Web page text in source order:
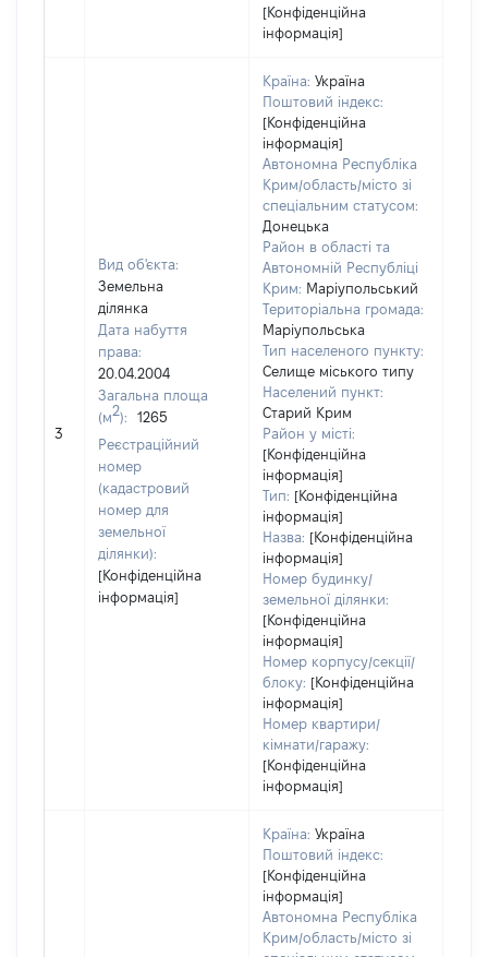
[Конфіденційна
інформація]
3
Вид об'єкта:
Земельна
ділянка
Дата набуття
права:
20.04.2004
Загальна площа
(м2):
1265
Реєстраційний
номер
(кадастровий
номер для
земельної
ділянки):
[Конфіденційна
інформація]
Країна: Україна
Поштовий індекс:
[Конфіденційна
інформація]
Автономна Республіка
Крим/область/місто зі
спеціальним статусом:
Донецька
Район в області та
Автономній Республіці
Крим: Маріупольський
Територіальна громада:
Маріупольська
Тип населеного пункту:
Селище міського типу
Населений пункт:
Старий Крим
Район у місті:
[Конфіденційна
інформація]
Тип: [Конфіденційна
інформація]
Назва: [Конфіденційна
інформація]
Номер будинку/
земельної ділянки:
[Конфіденційна
інформація]
Номер корпусу/секції/
блоку: [Конфіденційна
інформація]
Номер квартири/
кімнати/гаражу:
[Конфіденційна
інформація]
Країна: Україна
Поштовий індекс:
[Конфіденційна
інформація]
Автономна Республіка
Крим/область/місто зі